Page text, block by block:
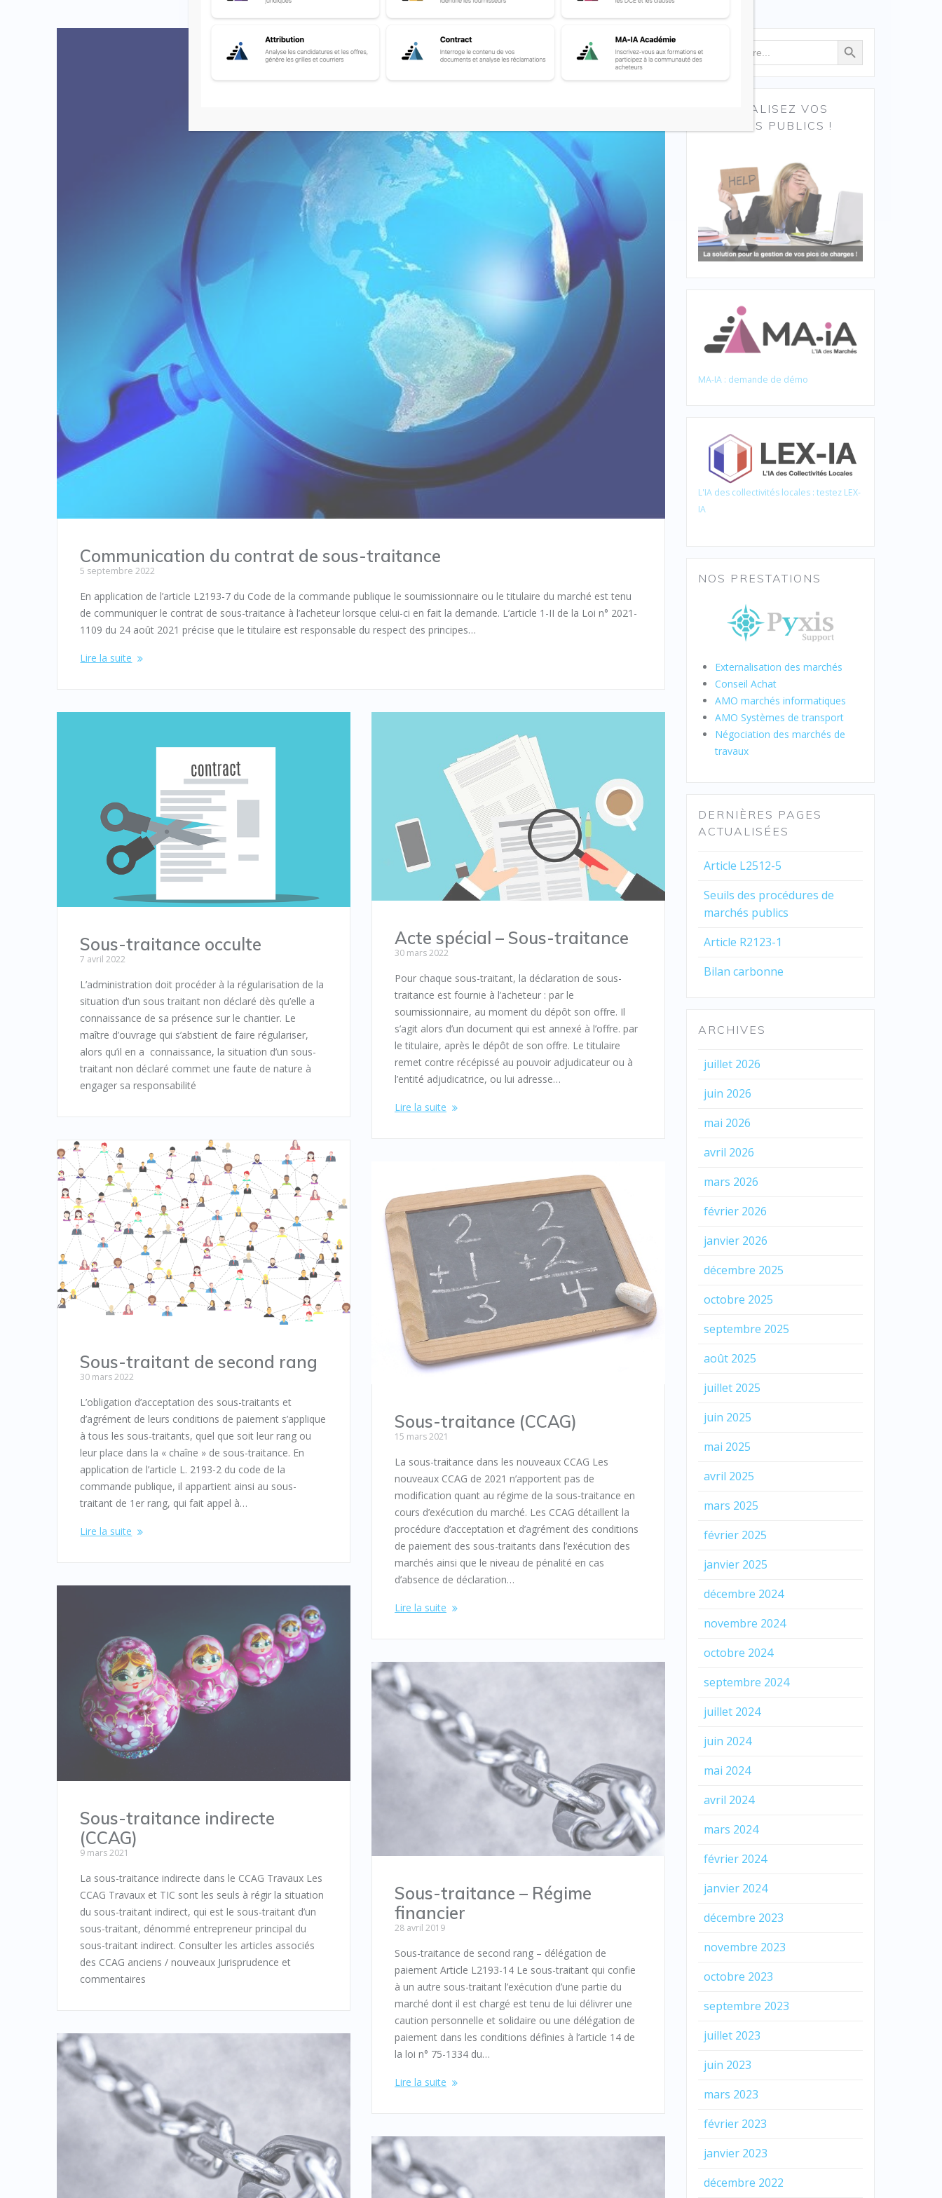
Communication du contrat de sous-traitance
5 septembre 2022
En application de l’article L2193-7 du Code de la commande publique le soumissionnaire ou le titulaire du marché est tenu
de communiquer le contrat de sous-traitance à l’acheteur lorsque celui-ci en fait la demande. L’article 1-II de la Loi n° 2021-
1109 du 24 août 2021 précise que le titulaire est responsable du respect des principes…
Lire la suite
Sous-traitance occulte
7 avril 2022
L’administration doit procéder à la régularisation de la
situation d’un sous traitant non déclaré dès qu’elle a
connaissance de sa présence sur le chantier. Le
maître d’ouvrage qui s’abstient de faire régulariser,
alors qu’il en a connaissance, la situation d’un sous-
traitant non déclaré commet une faute de nature à
engager sa responsabilité
Acte spécial – Sous-traitance
30 mars 2022
Pour chaque sous-traitant, la déclaration de sous-
traitance est fournie à l’acheteur : par le
soumissionnaire, au moment du dépôt son offre. Il
s’agit alors d’un document qui est annexé à l’offre. par
le titulaire, après le dépôt de son offre. Le titulaire
remet contre récépissé au pouvoir adjudicateur ou à
l’entité adjudicatrice, ou lui adresse…
Lire la suite
Sous-traitant de second rang
30 mars 2022
L’obligation d’acceptation des sous-traitants et
d’agrément de leurs conditions de paiement s’applique
à tous les sous-traitants, quel que soit leur rang ou
leur place dans la « chaîne » de sous-traitance. En
application de l’article L. 2193-2 du code de la
commande publique, il appartient ainsi au sous-
traitant de 1er rang, qui fait appel à…
Lire la suite
Sous-traitance (CCAG)
15 mars 2021
La sous-traitance dans les nouveaux CCAG Les
nouveaux CCAG de 2021 n’apportent pas de
modification quant au régime de la sous-traitance en
cours d’exécution du marché. Les CCAG détaillent la
procédure d’acceptation et d’agrément des conditions
de paiement des sous-traitants dans l’exécution des
marchés ainsi que le niveau de pénalité en cas
d’absence de déclaration…
Lire la suite
Sous-traitance indirecte
(CCAG)
9 mars 2021
La sous-traitance indirecte dans le CCAG Travaux Les
CCAG Travaux et TIC sont les seuls à régir la situation
du sous-traitant indirect, qui est le sous-traitant d’un
sous-traitant, dénommé entrepreneur principal du
sous-traitant indirect. Consulter les articles associés
des CCAG anciens / nouveaux Jurisprudence et
commentaires
Sous-traitance – Régime
financier
28 avril 2019
Sous-traitance de second rang – délégation de
paiement Article L2193-14 Le sous-traitant qui confie
à un autre sous-traitant l’exécution d’une partie du
marché dont il est chargé est tenu de lui délivrer une
caution personnelle et solidaire ou une délégation de
paiement dans les conditions définies à l’article 14 de
la loi n° 75-1334 du…
Lire la suite
for:
Search Button
EXTERNALISEZ VOS
MARCHÉS PUBLICS !
MA-IA : demande de démo
L'IA des collectivités locales : testez LEX-
IA
NOS PRESTATIONS
Externalisation des marchés
Conseil Achat
AMO marchés informatiques
AMO Systèmes de transport
Négociation des marchés de
travaux
DERNIÈRES PAGES
ACTUALISÉES
Article L2512-5
Seuils des procédures de
marchés publics
Article R2123-1
Bilan carbonne
ARCHIVES
juillet 2026
juin 2026
mai 2026
avril 2026
mars 2026
février 2026
janvier 2026
décembre 2025
octobre 2025
septembre 2025
août 2025
juillet 2025
juin 2025
mai 2025
avril 2025
mars 2025
février 2025
janvier 2025
décembre 2024
novembre 2024
octobre 2024
septembre 2024
juillet 2024
juin 2024
mai 2024
avril 2024
mars 2024
février 2024
janvier 2024
décembre 2023
novembre 2023
octobre 2023
septembre 2023
juillet 2023
juin 2023
mars 2023
février 2023
janvier 2023
décembre 2022